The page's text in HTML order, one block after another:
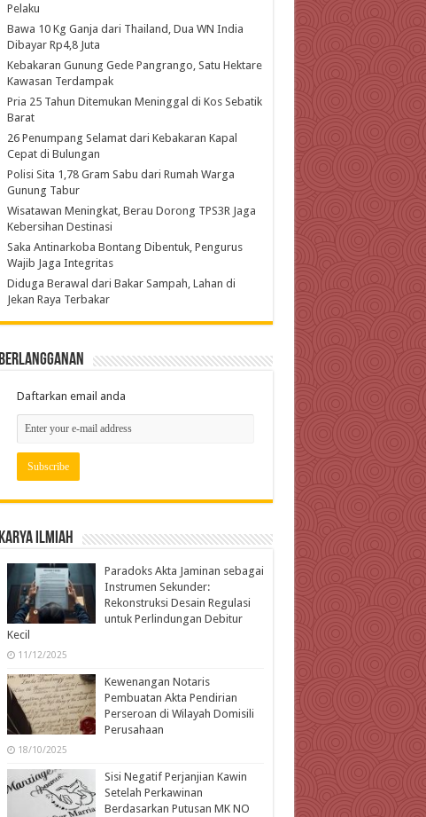
Pelaku
Bawa 10 Kg Ganja dari Thailand, Dua WN India
Dibayar Rp4,8 Juta
Kebakaran Gunung Gede Pangrango, Satu Hektare
Kawasan Terdampak
Pria 25 Tahun Ditemukan Meninggal di Kos Sebatik
Barat
26 Penumpang Selamat dari Kebakaran Kapal
Cepat di Bulungan
Polisi Sita 1,78 Gram Sabu dari Rumah Warga
Gunung Tabur
Wisatawan Meningkat, Berau Dorong TPS3R Jaga
Kebersihan Destinasi
Saka Antinarkoba Bontang Dibentuk, Pengurus
Wajib Jaga Integritas
Diduga Berawal dari Bakar Sampah, Lahan di
Jekan Raya Terbakar
Berlangganan
Daftarkan email anda
Karya Ilmiah
Paradoks Akta Jaminan sebagai
Instrumen Sekunder:
Rekonstruksi Desain Regulasi
untuk Perlindungan Debitur
Kecil
11/12/2025
Kewenangan Notaris
Pembuatan Akta Pendirian
Perseroan di Wilayah Domisili
Perusahaan
18/10/2025
Sisi Negatif Perjanjian Kawin
Setelah Perkawinan
Berdasarkan Putusan MK NO